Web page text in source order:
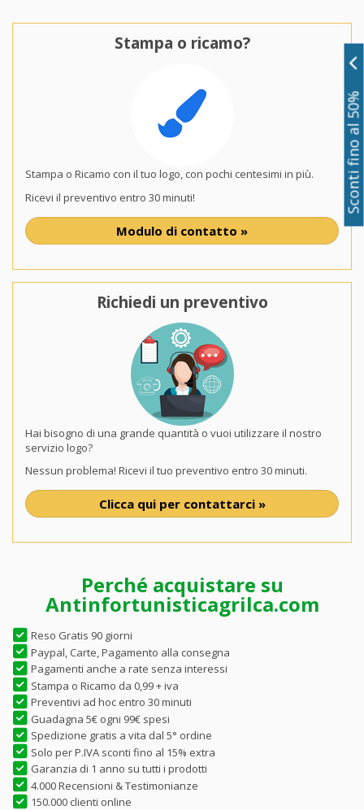
Stampa o ricamo?
Stampa o Ricamo con il tuo logo, con pochi centesimi in più.
Ricevi il preventivo entro 30 minuti!
Modulo di contatto »
Richiedi un preventivo
Hai bisogno di una grande quantità o vuoi utilizzare il nostro
servizio logo?
Nessun problema! Ricevi il tuo preventivo entro 30 minuti.
Clicca qui per contattarci »
Perché acquistare su
Antinfortunisticagrilca.com
Reso Gratis 90 giorni
Paypal, Carte, Pagamento alla consegna
Pagamenti anche a rate senza interessi
Stampa o Ricamo da 0,99 + iva
Preventivi ad hoc entro 30 minuti
Guadagna 5€ ogni 99€ spesi
Spedizione gratis a vita dal 5° ordine
Solo per P.IVA sconti fino al 15% extra
Garanzia di 1 anno su tutti i prodotti
4.000 Recensioni & Testimonianze
150.000 clienti online
Sconti fino al 50%